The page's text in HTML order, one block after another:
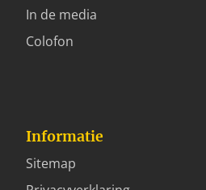
In de media
Colofon
Informatie
Sitemap